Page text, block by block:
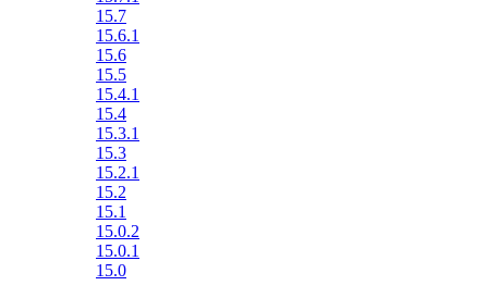
15.7
15.6.1
15.6
15.5
15.4.1
15.4
15.3.1
15.3
15.2.1
15.2
15.1
15.0.2
15.0.1
15.0